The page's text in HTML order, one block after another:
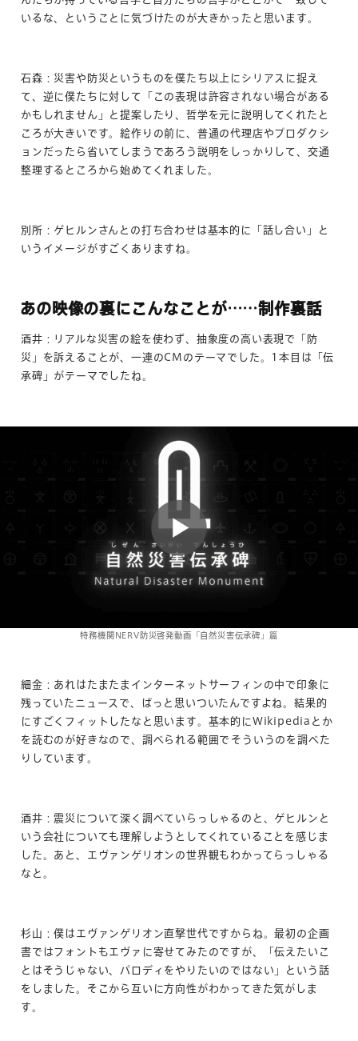
いるな、ということに気づけたのが大きかったと思います。
石森：災害や防災というものを僕たち以上にシリアスに捉え
て、逆に僕たちに対して「この表現は許容されない場合がある
かもしれません」と提案したり、哲学を元に説明してくれたと
ころが大きいです。絵作りの前に、普通の代理店やプロダクシ
ョンだったら省いてしまうであろう説明をしっかりして、交通
整理するところから始めてくれました。
別所：ゲヒルンさんとの打ち合わせは基本的に「話し合い」と
いうイメージがすごくありますね。
あの映像の裏にこんなことが……制作裏話
酒井：リアルな災害の絵を使わず、抽象度の高い表現で「防
災」を訴えることが、一連のCMのテーマでした。1本目は「伝
承碑」がテーマでしたね。
特務機関NERV防災啓発動画「自然災害伝承碑」篇
細金：あれはたまたまインターネットサーフィンの中で印象に
残っていたニュースで、ぱっと思いついたんですよね。結果的
にすごくフィットしたなと思います。基本的にWikipediaとか
を読むのが好きなので、調べられる範囲でそういうのを調べた
りしています。
酒井：震災について深く調べていらっしゃるのと、ゲヒルンと
いう会社についても理解しようとしてくれていることを感じま
した。あと、エヴァンゲリオンの世界観もわかってらっしゃる
なと。
杉山：僕はエヴァンゲリオン直撃世代ですからね。最初の企画
書ではフォントもエヴァに寄せてみたのですが、「伝えたいこ
とはそうじゃない、パロディをやりたいのではない」という話
をしました。そこから互いに方向性がわかってきた気がしま
す。